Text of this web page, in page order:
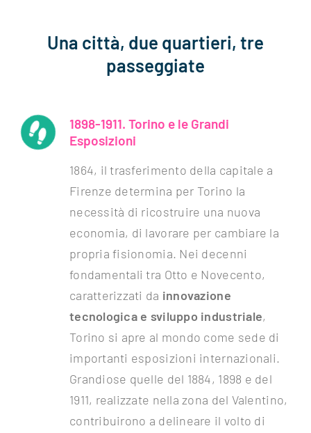
Una città, due quartieri, tre
passeggiate
1898-1911. Torino e le Grandi
Esposizioni
1864, il trasferimento della capitale a
Firenze determina per Torino la
necessità di ricostruire una nuova
economia, di lavorare per cambiare la
propria fisionomia. Nei decenni
fondamentali tra Otto e Novecento,
caratterizzati da innovazione
tecnologica e sviluppo industriale,
Torino si apre al mondo come sede di
importanti esposizioni internazionali.
Grandiose quelle del 1884, 1898 e del
1911, realizzate nella zona del Valentino,
contribuirono a delineare il volto di